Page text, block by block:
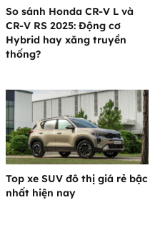
So sánh Honda CR-V L và
CR-V RS 2025: Động cơ
Hybrid hay xăng truyền
thống?
Top xe SUV đô thị giá rẻ bậc
nhất hiện nay